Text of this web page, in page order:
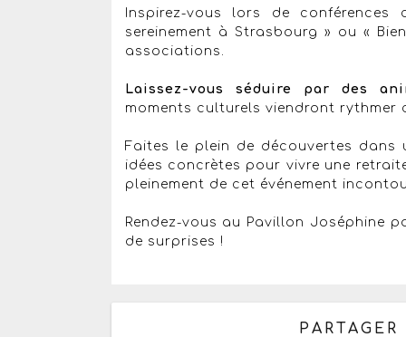
Inspirez-vous lors de
sereinement à Strasbourg » ou «
associations.
Laissez-vous séduire par des
moments culturels viendront
Faites le plein de découvertes dans
idées concrètes pour vivre une
pleinement de cet événement
Rendez-vous au Pavillon Joséphine
de surprises !